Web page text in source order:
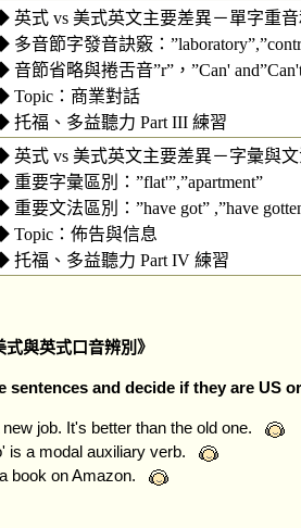
英式 vs 美式英文主要差異－單字重
多音節字發音訣竅：
音節省略與捲舌音”r”，”Can'
Topic：商業對話
托福、多益聽力 Part III 練習
英式 vs 美式英文主要差異－字彙與
重要字彙區別：”flat'”,”apartment”
重要文法區別：”have got” ,”have
Topic：佈告與信息
托福、多益聽力 Part IV 練習
式與英式口音辨別》
sentences and decide if they are US
job. It's better than the old one.
is a modal auxiliary verb.
book on Amazon.